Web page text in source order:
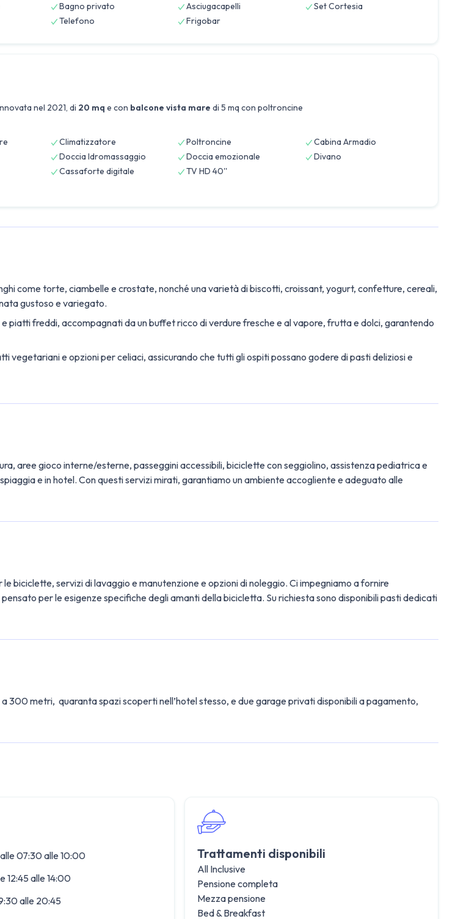
Bagno privato Asciugacapelli
Set Cortesia
Telefono Frigobar
nel 2021, di 20 mq e con balcone vista mare di 5 mq con poltroncine
Climatizzatore Poltroncine
Cabina Armadio
Doccia Idromassaggio Doccia emozionale
Divano
Cassaforte digitale TV HD 40''
come torte, ciambelle e crostate, nonché una varietà di biscotti, croissant, yogurt, confetture, cereali,
gustoso e variegato.
piatti freddi, accompagnati da un buffet ricco di verdure fresche e al vapore, frutta e dolci, garantendo
vegetariani e opzioni per celiaci, assicurando che tutti gli ospiti possano godere di pasti deliziosi e
aree gioco interne/esterne, passeggini accessibili, biciclette con seggiolino, assistenza pediatrica e
e in hotel. Con questi servizi mirati, garantiamo un ambiente accogliente e adeguato alle
biciclette, servizi di lavaggio e manutenzione e opzioni di noleggio. Ci impegniamo a fornire
per le esigenze specifiche degli amanti della bicicletta. Su richiesta sono disponibili pasti dedicati
metri, quaranta spazi scoperti nell’hotel stesso, e due garage privati disponibili a pagamento,
07:30 alle 10:00
12:45 alle 14:00
alle 20:45
Trattamenti disponibili
All Inclusive
Pensione completa
Mezza pensione
Bed & Breakfast